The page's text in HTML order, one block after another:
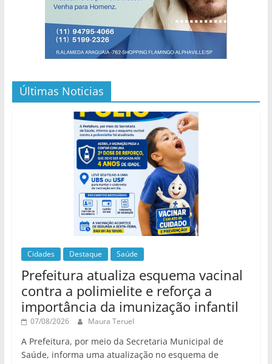
Últimas Noticias
Cidades Destaque Saúde
Prefeitura atualiza esquema vacinal
contra a polimielite e reforça a
importância da imunização infantil
07/08/2026 Maura Teruel
A Prefeitura, por meio da Secretaria Municipal de
Saúde, informa uma atualização no esquema de